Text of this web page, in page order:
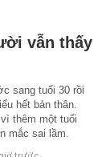
vẫn thấy
sang tuổi 30 rồi
hết bản thân.
thêm một tuổi
mắc sai lầm.